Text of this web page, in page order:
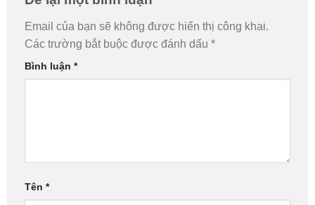
Email của bạn sẽ không được hiển thị công khai.
Các trường bắt buộc được đánh dấu *
Bình luận *
Tên *